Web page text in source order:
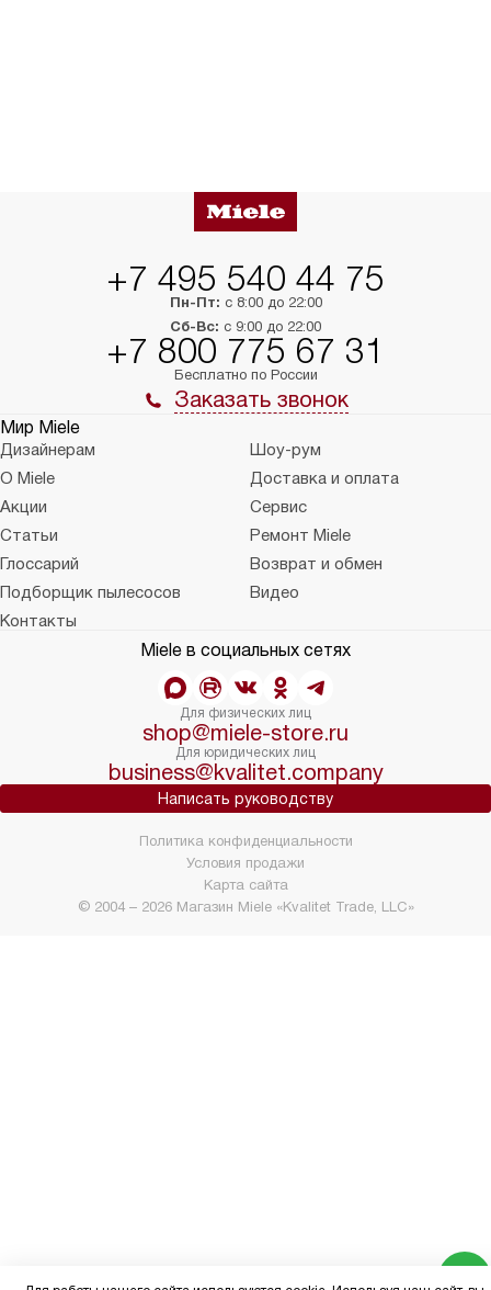
+7 495 540 44 75
Пн-Пт: с 8:00 до 22:00
Сб-Вс: с 9:00 до 22:00
+7 800 775 67 31
Бесплатно по России
Заказать звонок
Мир Miele
Дизайнерам
Шоу-рум
О Miele
Доставка и оплата
Акции
Сервис
Статьи
Ремонт Miele
Глоссарий
Возврат и обмен
Подборщик пылесосов
Видео
Контакты
Miele в социальных сетях
Для физических лиц
shop@miele-store.ru
Для юридических лиц
business@kvalitet.company
Написать руководству
© 2004 – 2026 Магазин Miele «Kvalitet Trade, LLC»
Политика конфиденциальности
Условия продажи
Карта сайта